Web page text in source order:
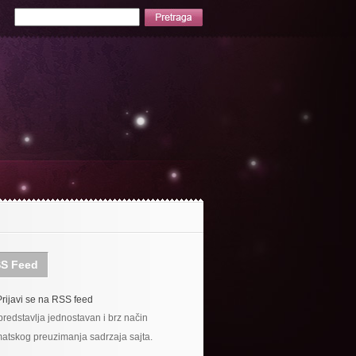
Feed
se na RSS feed
jednostavan i brz način
preuzimanja sadrzaja sajta.